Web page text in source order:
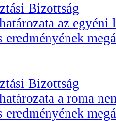
Bizottság
az egyéni
eredményének
Bizottság
a roma
eredményének